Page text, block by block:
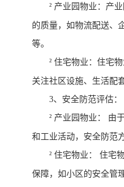
² 产业园物业：产
的质量，如物流配送、
等。
² 住宅物业：住宅
关注社区设施、生活配
3、 安全防范评估：
² 产业园物业： 由
和工业活动，安全防范
² 住宅物业： 住宅
保障，如小区的安全管